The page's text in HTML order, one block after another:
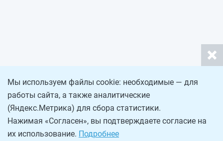
Мы используем файлы cookie: необходимые — для
работы сайта, а также аналитические
(Яндекс.Метрика) для сбора статистики.
Нажимая «Согласен», вы подтверждаете согласие на
их использование. Подробнее